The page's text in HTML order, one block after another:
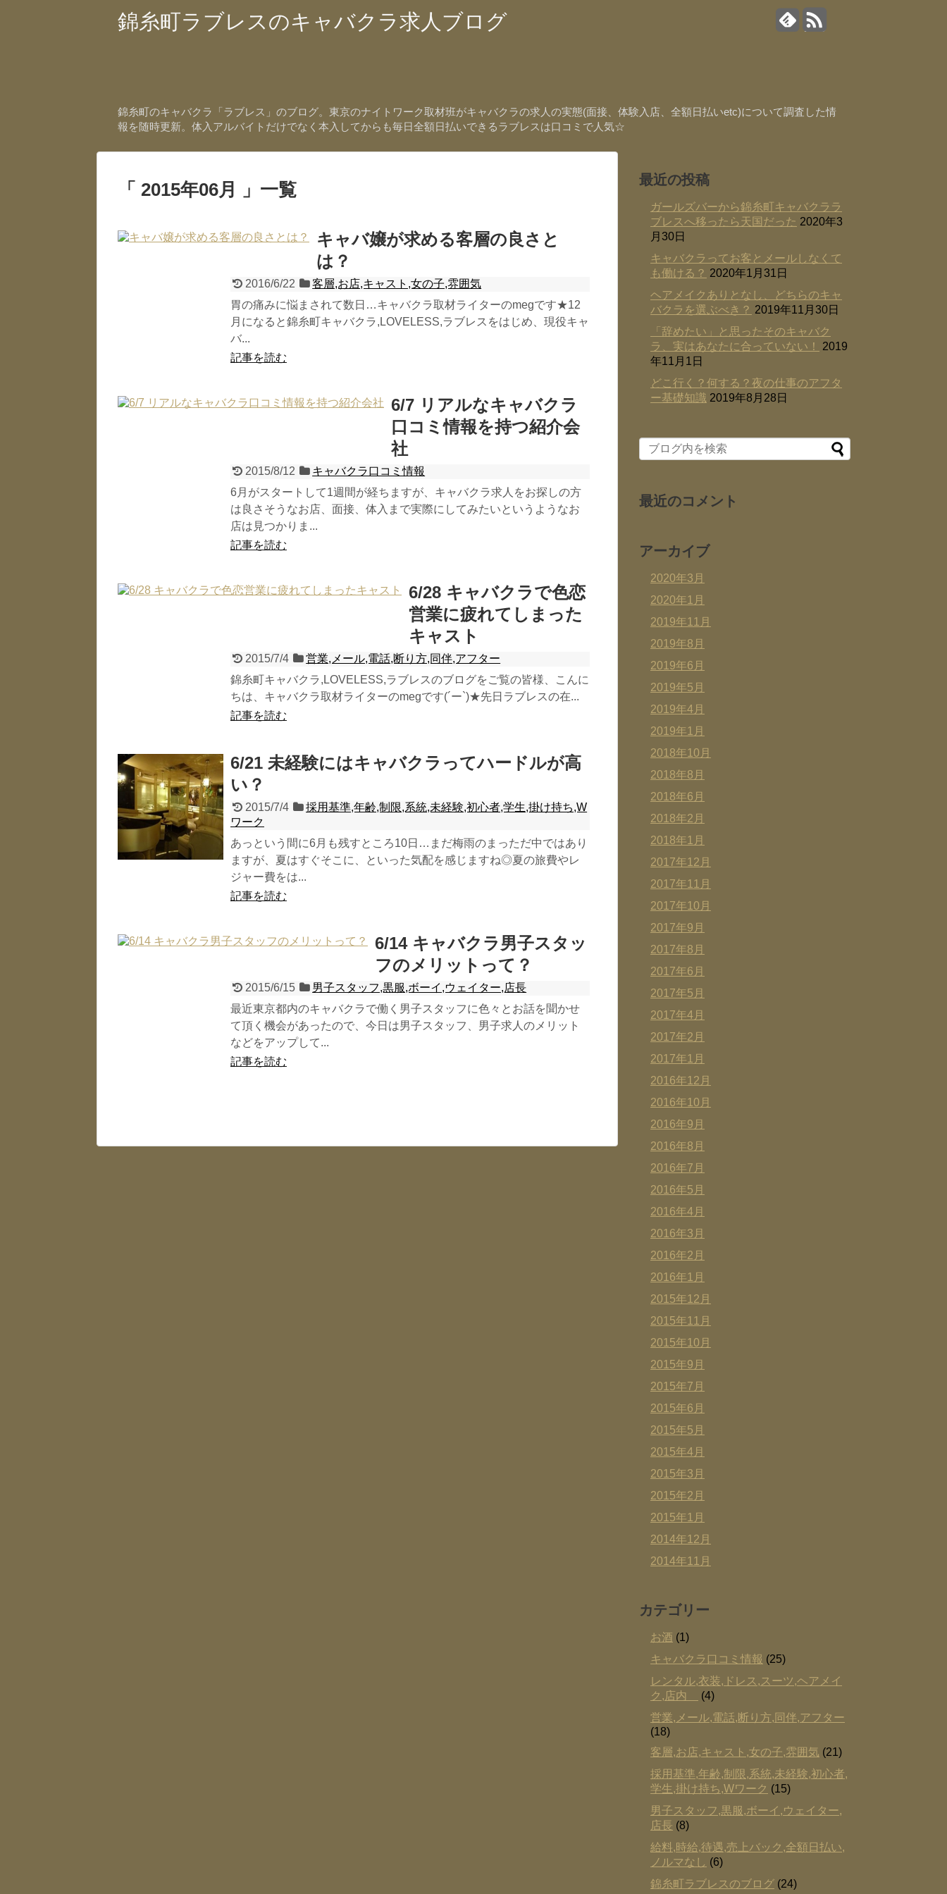
錦糸町ラブレスのキャバクラ求人ブログ
錦糸町のキャバクラ「ラブレス」のブログ。東京のナイトワーク取材班がキャバクラの求人の実態(面接、体験入店、全額日払いetc)について調査した情
報を随時更新。体入アルバイトだけでなく本入してからも毎日全額日払いできるラブレスは口コミで人気☆
2015年06月 一覧
キャバ嬢が求める客層の良さと
は？
2016/6/22
客層,お店,キャスト,女の子,雰囲気
胃の痛みに悩まされて数日…キャバクラ取材ライターのmegです★12
月になると錦糸町キャバクラ,LOVELESS,ラブレスをはじめ、現役キャ
バ...
記事を読む
6/7 リアルなキャバクラ
口コミ情報を持つ紹介会
社
2015/8/12
キャバクラ口コミ情報
6月がスタートして1週間が経ちますが、キャバクラ求人をお探しの方
は良さそうなお店、面接、体入まで実際にしてみたいというようなお
店は見つかりま...
記事を読む
6/28 キャバクラで色恋
営業に疲れてしまった
キャスト
2015/7/4
営業,メール,電話,断り方,同伴,アフター
錦糸町キャバクラ,LOVELESS,ラブレスのブログをご覧の皆様、こんに
ちは、キャバクラ取材ライターのmegです(´ー`)★先日ラブレスの在...
記事を読む
6/21 未経験にはキャバクラってハードルが高
い？
2015/7/4
採用基準,年齢,制限,系統,未経験,初心者,学生,掛け持ち,W
ワーク
あっという間に6月も残すところ10日…まだ梅雨のまっただ中ではあり
ますが、夏はすぐそこに、といった気配を感じますね◎夏の旅費やレ
ジャー費をは...
記事を読む
6/14 キャバクラ男子スタッ
フのメリットって？
2015/6/15
男子スタッフ,黒服,ボーイ,ウェイター,店長
最近東京都内のキャバクラで働く男子スタッフに色々とお話を聞かせ
て頂く機会があったので、今日は男子スタッフ、男子求人のメリット
などをアップして...
記事を読む
最近の投稿
ガールズバーから錦糸町キャバクララ
ブレスへ移ったら天国だった 2020年3
月30日
キャバクラってお客とメールしなくて
も働ける？ 2020年1月31日
ヘアメイクありとなし、どちらのキャ
バクラを選ぶべき？ 2019年11月30日
「辞めたい」と思ったそのキャバク
ラ、実はあなたに合っていない！
2019
年11月1日
どこ行く？何する？夜の仕事のアフタ
ー基礎知識 2019年8月28日
最近のコメント
アーカイブ
2020年3月
2020年1月
2019年11月
2019年8月
2019年6月
2019年5月
2019年4月
2019年1月
2018年10月
2018年8月
2018年6月
2018年2月
2018年1月
2017年12月
2017年11月
2017年10月
2017年9月
2017年8月
2017年6月
2017年5月
2017年4月
2017年2月
2017年1月
2016年12月
2016年10月
2016年9月
2016年8月
2016年7月
2016年5月
2016年4月
2016年3月
2016年2月
2016年1月
2015年12月
2015年11月
2015年10月
2015年9月
2015年7月
2015年6月
2015年5月
2015年4月
2015年3月
2015年2月
2015年1月
2014年12月
2014年11月
カテゴリー
お酒 (1)
キャバクラ口コミ情報 (25)
レンタル,衣装,ドレス,スーツ,ヘアメイ
ク,店内
(4)
営業,メール,電話,断り方,同伴,アフター
(18)
客層,お店,キャスト,女の子,雰囲気 (21)
採用基準,年齢,制限,系統,未経験,初心者,
学生,掛け持ち,Wワーク (15)
男子スタッフ,黒服,ボーイ,ウェイター,
店長 (8)
給料,時給,待遇,売上バック,全額日払い,
ノルマなし (6)
錦糸町ラブレスのブログ (24)